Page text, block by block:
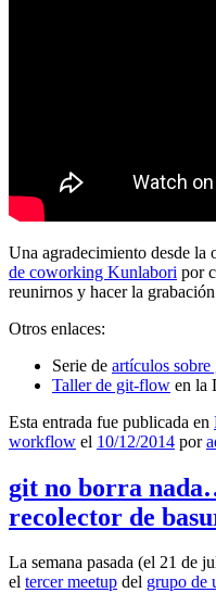
Una agradecimiento desde la
de coworking Kunlabori por
reunirnos y hacer la
Otros enlaces:
Serie de artículos
Taller de git-flow en la
Esta entrada fue publicada en
workflow el 10/12/2014 por
git no borra
recolector de
La semana pasada (el 21 de
el tercer meetup del grupo de